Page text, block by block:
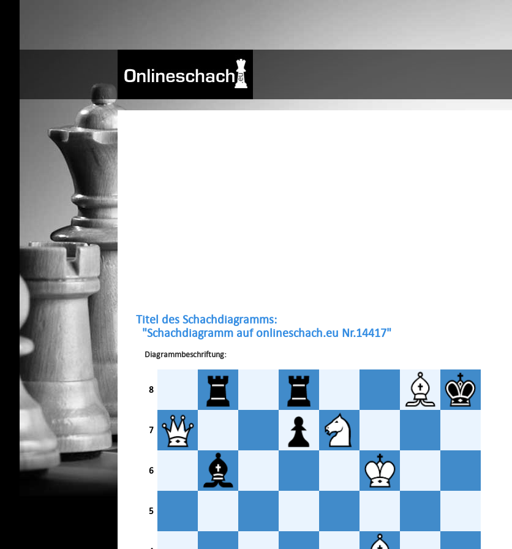
Titel des Schachdiagramms:
"Schachdiagramm auf onlineschach.eu Nr.14417"
Diagrammbeschriftung:
8
7
6
5